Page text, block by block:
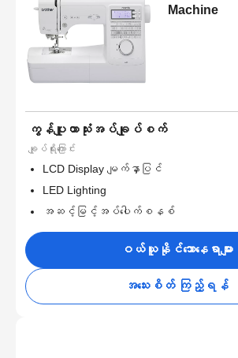
Machine
ကွန်ပျူတာသုံးအပ်ချုပ်စက်
ချုပ်ရိုးကြောင်း
LCD Display မျက်နှာပြင်
LED Lighting
အဆင့်မြင့်အပ်ပေါက်စနစ်
ဝယ်ယူနိုင်သောနေရာများ
အသေးစိတ် ကြည့်ရန်